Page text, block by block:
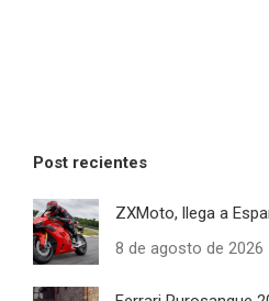
Post recientes
ZXMoto, llega a
8 de agosto de 2026